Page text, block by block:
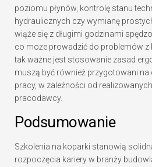
poziomu płynów, kontrolę stanu
hydraulicznych czy wymianę
wiąże się z długimi godzinami
co może prowadzić do problemów z
tak ważne jest stosowanie zasad
muszą być również przygotowani na
pracy, w zależności od
pracodawcy.
Podsumowanie
Szkolenia na koparki stanowią
rozpoczęcia kariery w branży